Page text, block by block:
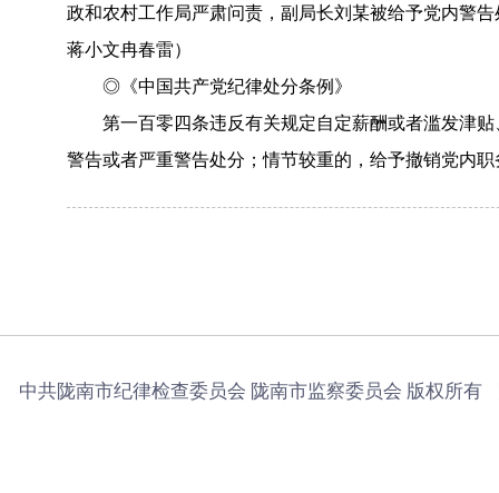
政和农村工作局严肃问责，副局长刘某被给予党内警
蒋小文冉春雷）
◎《中国共产党纪律处分条例》
第一百零四条违反有关规定自定薪酬或者滥发津
警告或者严重警告处分；情节较重的，给予撤销党内
中共陇南市纪律检查委员会 陇南市监察委员会 版权所有